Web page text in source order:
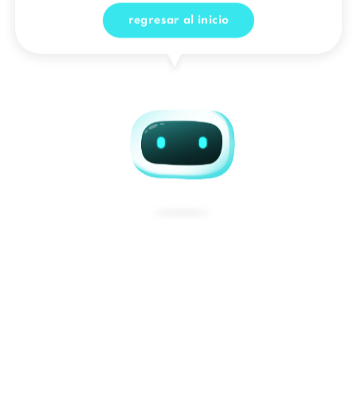
regresar al inicio